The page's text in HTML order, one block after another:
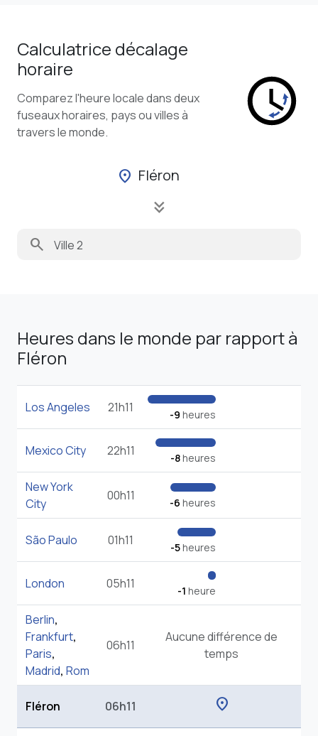
Calculatrice décalage
horaire
Comparez l'heure locale dans deux
fuseaux horaires, pays ou villes à
travers le monde.
location_on Fléron
keyboard_double_arrow_down
search
Heures dans le monde par rapport à
Fléron
Los Angeles 21h11 -9 heures
Mexico City 22h11 -8heures
New York
City
00h11 -6 heures
São Paulo 01h11 -5heures
London 05h11 -1 heure
Berlin,
Frankfurt,
Paris,
Madrid, Rom
06h11
Aucune différence de
temps
Fléron 06h11 location_on